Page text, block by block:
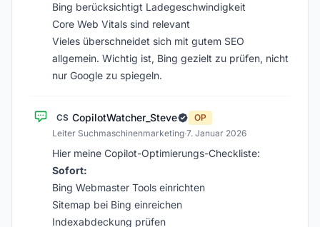
Bing berücksichtigt Ladegeschwindigkeit
Core Web Vitals sind relevant
Vieles überschneidet sich mit gutem SEO
allgemein. Wichtig ist, Bing gezielt zu prüfen, nicht
nur Google zu spiegeln.
CS CopilotWatcher_Steve
OP
Leiter Suchmaschinenmarketing·7. Januar 2026
Hier meine Copilot-Optimierungs-Checkliste:
Sofort:
Bing Webmaster Tools einrichten
Sitemap bei Bing einreichen
Indexabdeckung prüfen